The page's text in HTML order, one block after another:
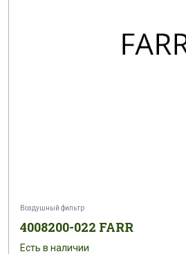
Воздушный фильтр
4008200-022 FARR
Есть в наличии